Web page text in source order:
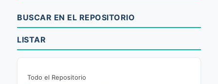
BUSCAR EN EL REPOSITORIO
LISTAR
Todo el Repositorio